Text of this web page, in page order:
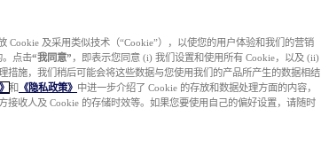
Cookie 及采用类似技术（“Cookie”），以使您的用户体验和我们的营销
。点击“我同意” ，即表示您同意 (i) 我们设置和使用所有 Cookie，以及 (ii)
措施，我们稍后可能会将这些数据与您使用我们的产品所产生的数据相结
和 《隐私政策》 中进一步介绍了 Cookie 的存放和数据处理方面的内容，
接收人及 Cookie 的存储时效等。如果您要使用自己的偏好设置，请随时